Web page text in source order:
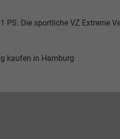
PS. Die sportliche VZ Extreme
kaufen in Hamburg